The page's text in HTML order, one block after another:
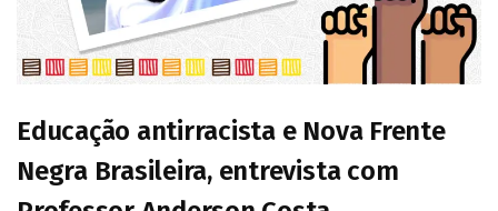
Educação antirracista e Nova Frente
Negra Brasileira, entrevista com